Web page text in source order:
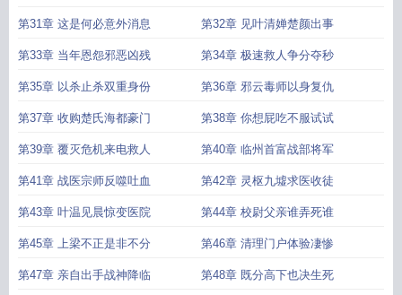
第31章 这是何必意外消息 第32章 见叶清婵楚颜出事
第33章 当年恩怨邪恶凶残 第34章 极速救人争分夺秒
第35章 以杀止杀双重身份 第36章 邪云毒师以身复仇
第37章 收购楚氏海都豪门 第38章 你想屁吃不服试试
第39章 覆灭危机来电救人 第40章 临州首富战部将军
第41章 战医宗师反噬吐血 第42章 灵枢九墟求医收徒
第43章 叶温见晨惊变医院 第44章 校尉父亲谁弄死谁
第45章 上梁不正是非不分 第46章 清理门户体验凄惨
第47章 亲自出手战神降临 第48章 既分高下也决生死